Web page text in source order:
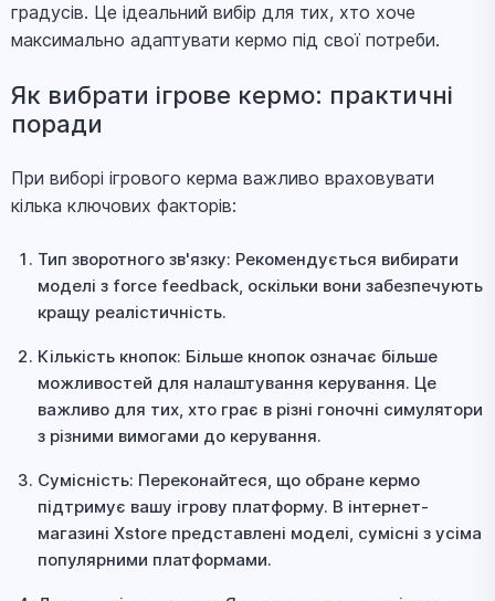
градусів. Це ідеальний вибір для тих, хто хоче
максимально адаптувати кермо під свої потреби.
Як вибрати ігрове кермо: практичні
поради
При виборі ігрового керма важливо враховувати
кілька ключових факторів:
Тип зворотного зв'язку: Рекомендується вибирати
моделі з force feedback, оскільки вони забезпечують
кращу реалістичність.
Кількість кнопок: Більше кнопок означає більше
можливостей для налаштування керування. Це
важливо для тих, хто грає в різні гоночні симулятори
з різними вимогами до керування.
Сумісність: Переконайтеся, що обране кермо
підтримує вашу ігрову платформу. В інтернет-
магазині Xstore представлені моделі, сумісні з усіма
популярними платформами.